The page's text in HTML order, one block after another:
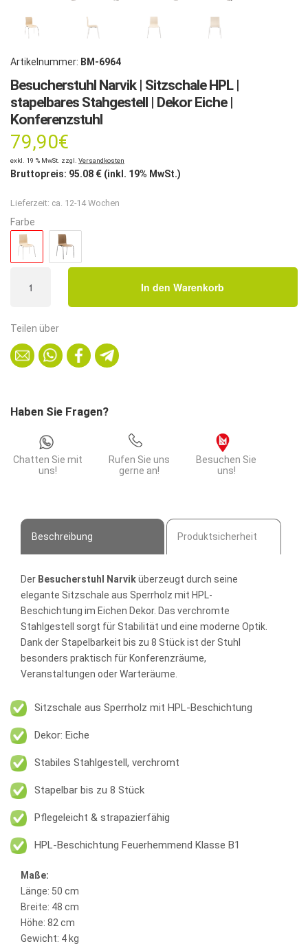
Artikelnummer: BM-6964
Besucherstuhl Narvik | Sitzschale HPL |
stapelbares Stahgestell | Dekor Eiche |
Konferenzstuhl
79,90€
exkl. 19 % MwSt. zzgl. Versandkosten
Bruttopreis: 95.08 € (inkl. 19% MwSt.)
Lieferzeit: ca. 12-14 Wochen
Farbe
Narvik
Sitzschale
|
stapelbares
Dekor
Konferenzstuhl
In den Warenkorb
Teilen über
Haben Sie Fragen?
Chatten Sie mit
uns!
Rufen Sie uns
gerne an!
Besuchen Sie
uns!
Beschreibung Produktsicherheit
Der Besucherstuhl Narviküberzeugt durch seine
elegante Sitzschale aus Sperrholz mit HPL-
Beschichtung im Eichen Dekor. Das verchromte
Stahlgestell sorgt für Stabilität und eine moderne Optik.
Dank der Stapelbarkeit bis zu 8 Stück ist der Stuhl
besonders praktisch für Konferenzräume,
Veranstaltungen oder Warteräume.
Sitzschale aus Sperrholz mit HPL-Beschichtung
Dekor: Eiche
Stabiles Stahlgestell, verchromt
Stapelbar bis zu 8 Stück
Pflegeleicht & strapazierfähig
HPL-Beschichtung Feuerhemmend Klasse B1
Maße:
Länge: 50 cm
Breite: 48 cm
Höhe: 82 cm
Gewicht: 4 kg